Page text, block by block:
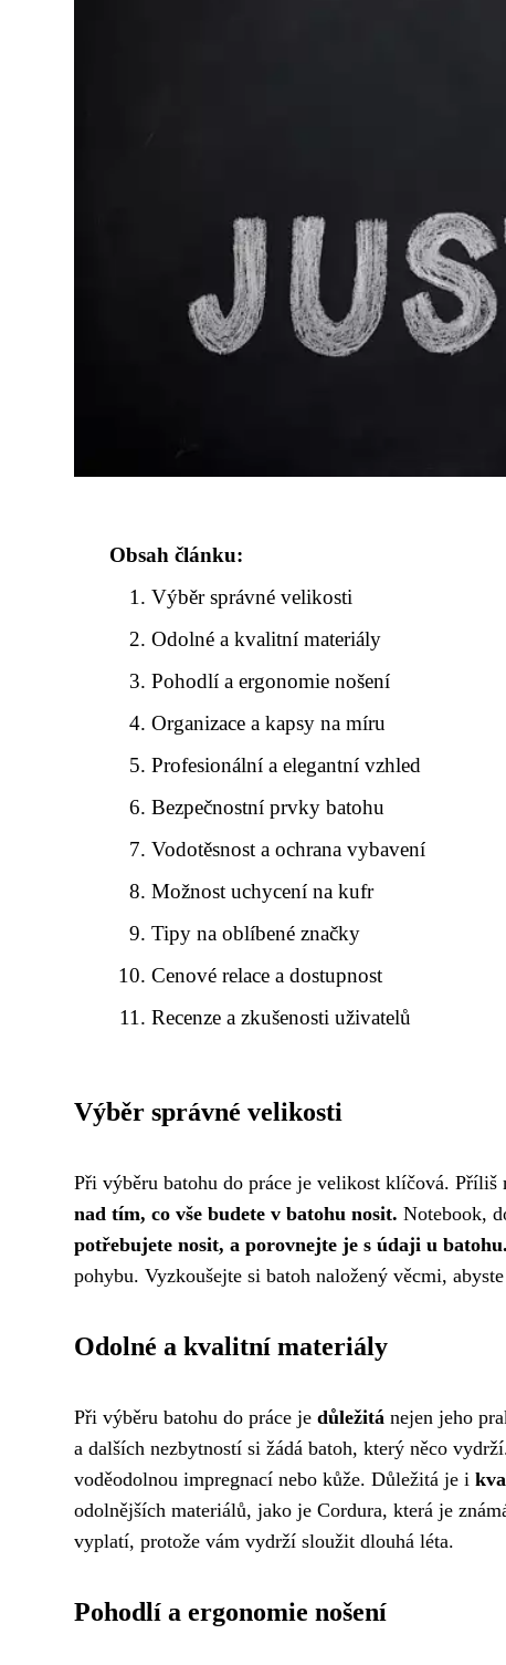
Obsah článku:
Výběr správné velikosti
Odolné a kvalitní materiály
Pohodlí a ergonomie nošení
Organizace a kapsy na míru
Profesionální a elegantní vzhled
Bezpečnostní prvky batohu
Vodotěsnost a ochrana vybavení
Možnost uchycení na kufr
Tipy na oblíbené značky
Cenové relace a dostupnost
Recenze a zkušenosti uživatelů
Výběr správné velikosti
Při výběru batohu do práce je velikost klíčová. Příliš
nad tím, co vše budete v batohu nosit. Notebook,
potřebujete nosit, a porovnejte je s údaji u batohu.
pohybu. Vyzkoušejte si batoh naložený věcmi,
Odolné a kvalitní materiály
Při výběru batohu do práce je důležitá nejen jeho
a dalších nezbytností si žádá batoh, který něco
voděodolnou impregnací nebo kůže. Důležitá je i
odolnějších materiálů, jako je Cordura, která je
vyplatí, protože vám vydrží sloužit dlouhá léta.
Pohodlí a ergonomie nošení